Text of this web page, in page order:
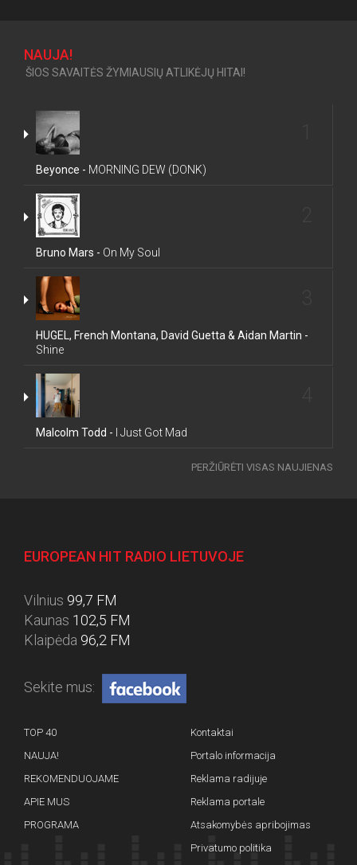
NAUJA!
ŠIOS SAVAITĖS ŽYMIAUSIŲ ATLIKĖJŲ HITAI!
Beyonce - MORNING DEW (DONK)
Bruno Mars - On My Soul
HUGEL, French Montana, David Guetta & Aidan Martin -
Shine
Malcolm Todd - I Just Got Mad
PERŽIŪRĖTI VISAS NAUJIENAS
EUROPEAN HIT RADIO LIETUVOJE
Vilnius 99,7 FM
Kaunas 102,5 FM
Klaipėda 96,2 FM
Sekite mus:
TOP 40
NAUJA!
REKOMENDUOJAME
APIE MUS
PROGRAMA
Kontaktai
Portalo informacija
Reklama radijuje
Reklama portale
Atsakomybės apribojimas
Privatumo politika